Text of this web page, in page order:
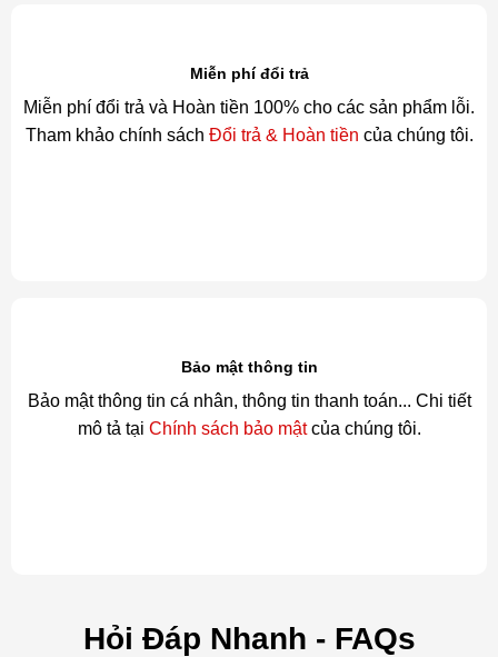
Miễn phí đổi trả
Miễn phí đổi trả và Hoàn tiền 100% cho các sản phẩm lỗi.
Tham khảo chính sách Đổi trả & Hoàn tiền của chúng tôi.
Bảo mật thông tin
Bảo mật thông tin cá nhân, thông tin thanh toán... Chi tiết
mô tả tại Chính sách bảo mậtcủa chúng tôi.
Hỏi Đáp Nhanh - FAQs